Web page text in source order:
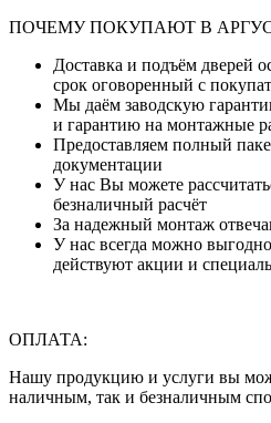
ПОЧЕМУ ПОКУПАЮТ В
Доставка и подъём дверей
срок оговоренный с
Мы даём заводскую
и гарантию на монтажные
Предоставляем полный
документации
У нас Вы можете
безналичный расчёт
За надежный монтаж
У нас всегда можно
действуют акции и
ОПЛАТА:
Нашу продукцию и услуги вы
наличным, так и безналичным